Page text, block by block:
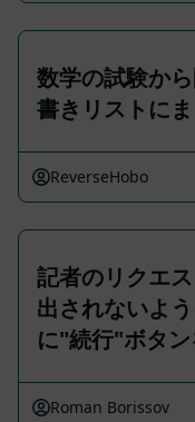
数学の試験か
書きリストに
ReverseHobo
記者のリクエ
出されないよ
に"続行"ボタ
Roman Borissov